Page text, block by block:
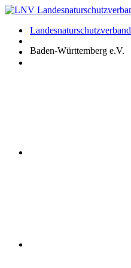
Zum
springenLandesnaturschutzverband
Baden-Württemberg e.V.